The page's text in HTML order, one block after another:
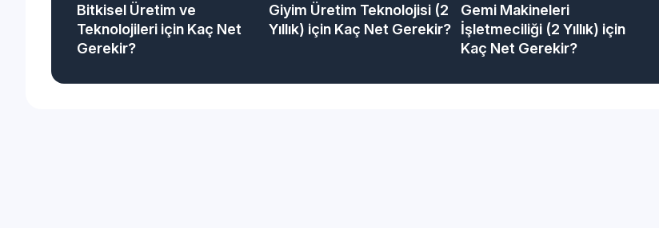
Bitkisel Üretim ve
Teknolojileri için Kaç Net
Gerekir?
Giyim Üretim Teknolojisi (2
Yıllık) için Kaç Net Gerekir?
Gemi Makineleri
İşletmeciliği (2 Yıllık) için
Kaç Net Gerekir?